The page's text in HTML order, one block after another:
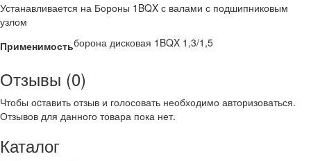
Устанавливается на Бороны 1BQX с валами с подшипниковым
узлом
Применимостьборона дисковая 1BQX 1,3/1,5
Отзывы (0)
Чтобы оcтавить отзыв и голосовать необходимо авторизоваться.
Отзывов для данного товара пока нет.
Каталог